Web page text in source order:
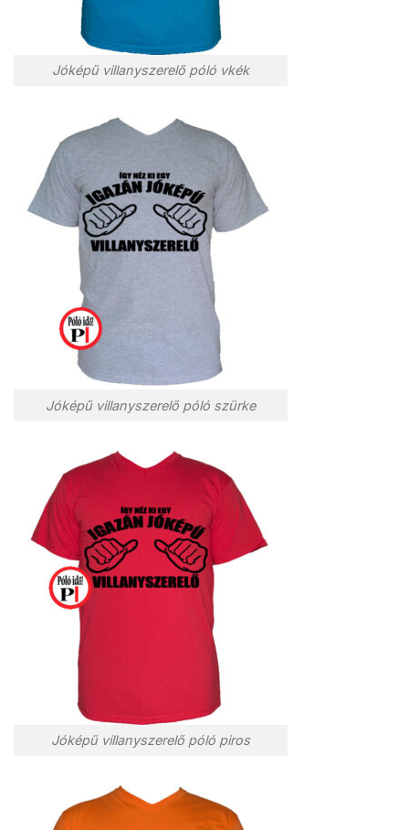
Jóképű villanyszerelő póló vkék
Jóképű villanyszerelő póló szürke
Jóképű villanyszerelő póló piros